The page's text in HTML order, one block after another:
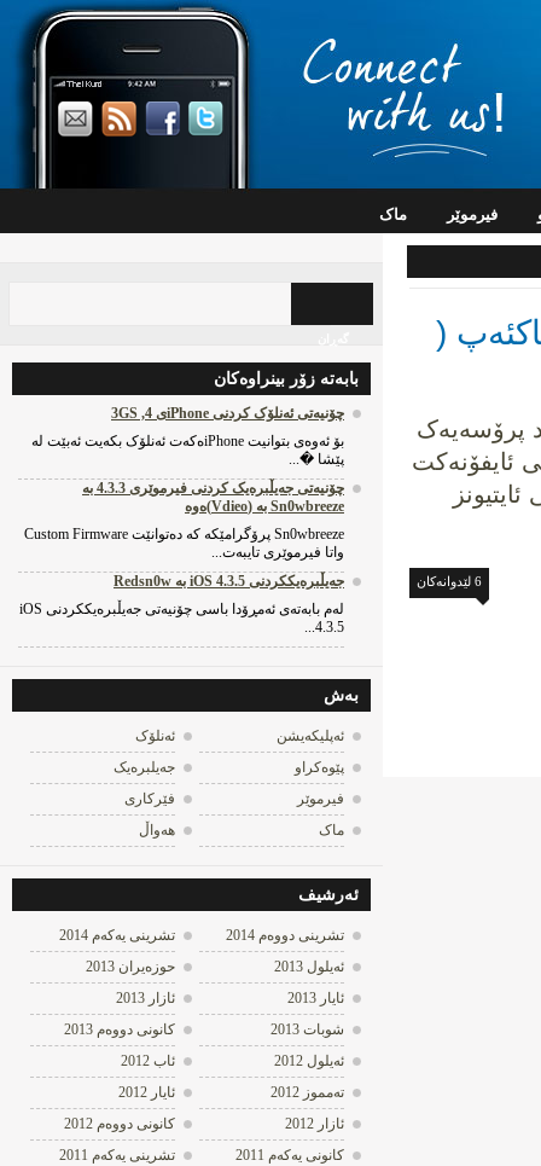
فیرموێر ماک
(
پرۆسەیەک
ئایفۆنەکت
بابه‌ته‌ زۆر بینراوه‌کان
چۆنیه‌تی ئه‌نلۆک کردنی iPhoneی 4, 3GS
بۆ ئه‌وه‌ی بتوانیت iPhoneه‌که‌ت ئه‌نلۆک بکه‌یت ئه‌بێت له‌
پێشا �...
چۆنیه‌تی جه‌یڵبره‌یک کردنی فیرموێری 4.3.3 به‌
Sn0wbreeze به‌ (Vdieo)ه‌وه‌
Sn0wbreeze پرۆگرامێکه‌ که‌ ده‌توانێت Custom Firmware
واتا فیرموێری تایبه‌ت...
جه‌یڵبره‌یککردنی iOS 4.3.5 به‌ Redsn0w
له‌م بابه‌ته‌ی ئه‌مڕۆدا باسی چۆنیه‌تی جه‌یڵبره‌یککردنی iOS
4.3.5...
به‌ش
ئه‌پلیکه‌یشن
ئه‌نلۆک
پێوه‌کراو
جه‌یلبره‌یک
فیرموێر
فێرکاری
ماک
هه‌واڵ
ئه‌رشیف
تشرینی دووه‌م 2014
تشرینی یه‌كه‌م 2014
ئه‌یلول 2013
حوزه‌یران 2013
ئایار 2013
ئازار 2013
شوبات 2013
كانونی دووه‌م 2013
ئه‌یلول 2012
ئاب 2012
ته‌مموز 2012
ئایار 2012
ئازار 2012
كانونی دووه‌م 2012
كانونی یه‌كه‌م 2011
تشرینی یه‌كه‌م 2011